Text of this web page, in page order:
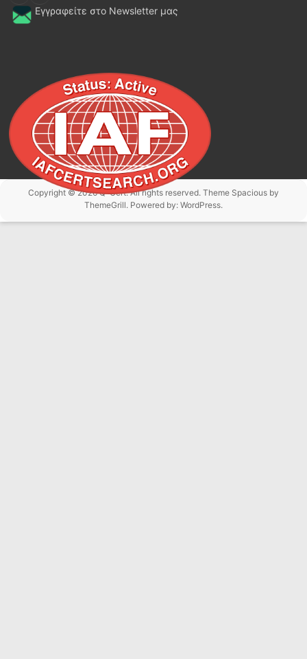
Εγγραφείτε στο Newsletter μας
Copyright © 2026Q-Cert. All rights reserved. Theme Spaciousby
ThemeGrill. Powered by: WordPress.